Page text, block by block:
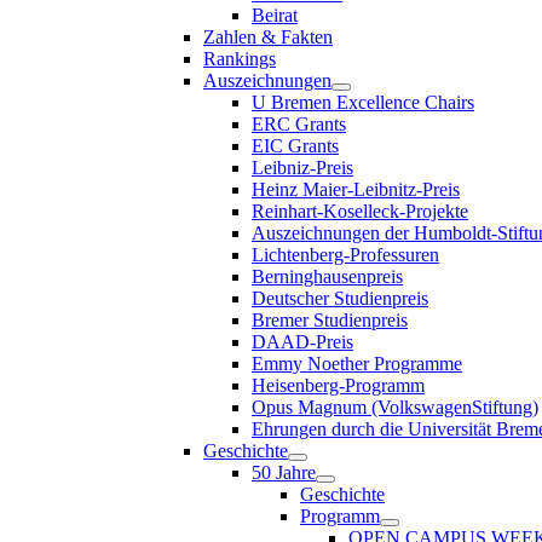
Beirat
Zahlen & Fakten
Rankings
Auszeichnungen
U Bremen Excellence Chairs
ERC Grants
EIC Grants
Leibniz-Preis
Heinz Maier-Leibnitz-Preis
Reinhart-Koselleck-Projekte
Auszeichnungen der Humboldt-
Lichtenberg-Professuren
Berninghausenpreis
Deutscher Studienpreis
Bremer Studienpreis
DAAD-Preis
Emmy Noether Programme
Heisenberg-Programm
Opus Magnum (VolkswagenStiftung)
Ehrungen durch die Universität
Geschichte
50 Jahre
Geschichte
Programm
OPEN CAMPUS